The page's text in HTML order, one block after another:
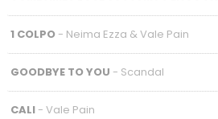
1 COLPO- Neima Ezza & Vale Pain
GOODBYE TO YOU - Scandal
CALI- Vale Pain